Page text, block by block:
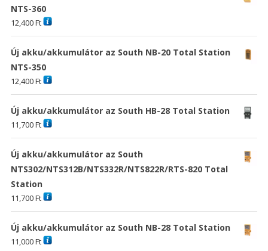
NTS-360
12,400Ft
Új akku/akkumulátor az South NB-20 Total Station
NTS-350
12,400Ft
Új akku/akkumulátor az South HB-28 Total Station
11,700Ft
Új akku/akkumulátor az South
NTS302/NTS312B/NTS332R/NTS822R/RTS-820 Total
Station
11,700Ft
Új akku/akkumulátor az South NB-28 Total Station
11,000Ft